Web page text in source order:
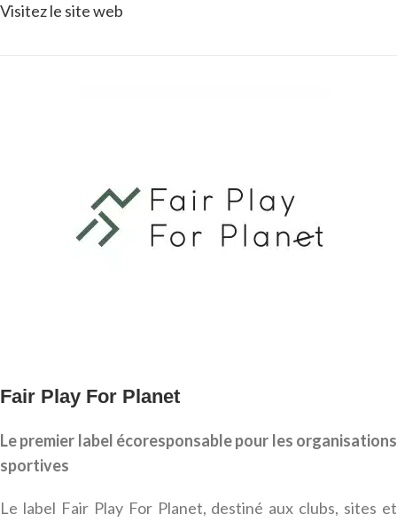
Visitez le site web
Fair Play For Planet
Le premier label écoresponsable pour les organisations
sportives
Le label Fair Play For Planet, destiné aux clubs, sites et